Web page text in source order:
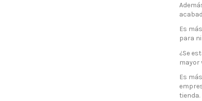
Es
para
¿Se
mayor
Es
tienda.